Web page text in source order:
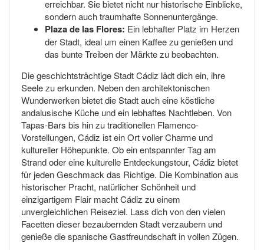
erreichbar. Sie bietet nicht nur historische Einblicke,
sondern auch traumhafte Sonnenuntergänge.
Plaza de las Flores: Ein lebhafter Platz im Herzen
der Stadt, ideal um einen Kaffee zu genießen und
das bunte Treiben der Märkte zu beobachten.
Die geschichtsträchtige Stadt Cádiz lädt dich ein, ihre
Seele zu erkunden. Neben den architektonischen
Wunderwerken bietet die Stadt auch eine köstliche
andalusische Küche und ein lebhaftes Nachtleben. Von
Tapas-Bars bis hin zu traditionellen Flamenco-
Vorstellungen, Cádiz ist ein Ort voller Charme und
kultureller Höhepunkte. Ob ein entspannter Tag am
Strand oder eine kulturelle Entdeckungstour, Cádiz bietet
für jeden Geschmack das Richtige. Die Kombination aus
historischer Pracht, natürlicher Schönheit und
einzigartigem Flair macht Cádiz zu einem
unvergleichlichen Reiseziel. Lass dich von den vielen
Facetten dieser bezaubernden Stadt verzaubern und
genieße die spanische Gastfreundschaft in vollen Zügen.